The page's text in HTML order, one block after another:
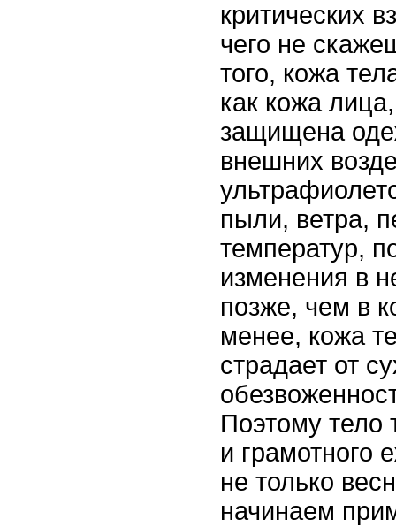
критических
чего не
того, кожа
как кожа
защищена
внешних
пыли, ветра,
температур,
изменения в
позже, чем в
менее, кожа
страдает от
Поэтому тело
и грамотного
не только
начинаем